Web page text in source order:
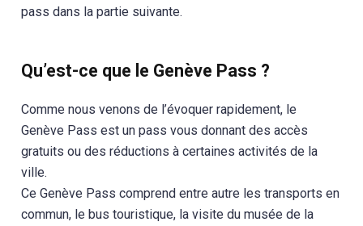
pass dans la partie suivante.
Qu’est-ce que le Genève Pass ?
Comme nous venons de l’évoquer rapidement, le
Genève Pass est un pass vous donnant des accès
gratuits ou des réductions à certaines activités de la
ville.
Ce Genève Pass comprend entre autre les transports en
commun, le bus touristique, la visite du musée de la